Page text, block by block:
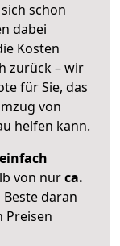
schon
dabei
Kosten
zurück – wir
für Sie, das
von
helfen kann.
von nurca.
daran
Preisen